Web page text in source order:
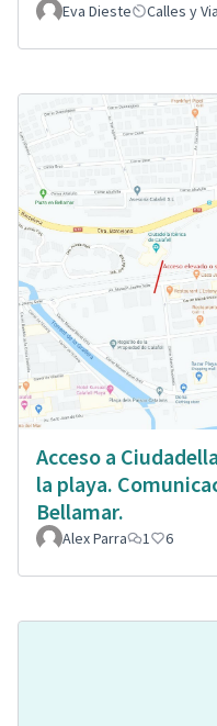
Eva Dieste Calles y
Acceso a
la playa.
Bellamar.
Alex Parra 1 6